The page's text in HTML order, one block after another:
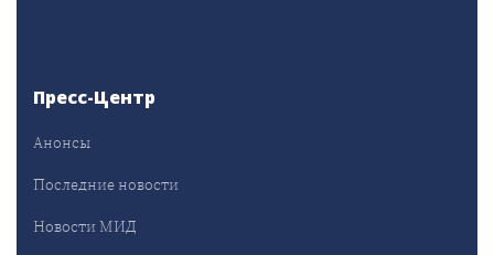
Пресс-Центр
Анонсы
Последние новости
Новости МИД